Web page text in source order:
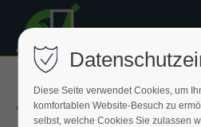
Register
Support
Lorem ipsum dolor sit amet:
« Zurück zur Übersicht
Diese Seite verwendet Cookies, um
komfortablen Website-Besuch zu
selbst, welche Cookies Sie zulassen